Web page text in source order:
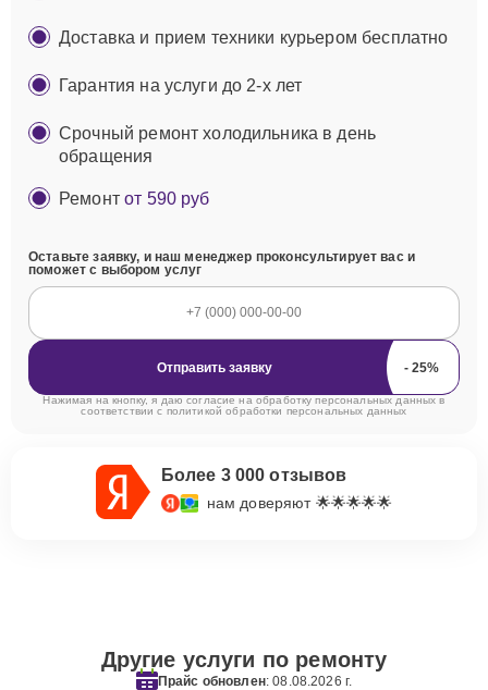
Доставка и прием техники курьером бесплатно
Гарантия на услуги до 2-х лет
Срочный ремонт холодильника в день
обращения
Ремонтот 590 руб
Оставьте заявку, и наш менеджер проконсультирует вас и
поможет с выбором услуг
Отправить заявку
Нажимая на кнопку, я даю согласие на обработку персональных данных в
соответствии с политикой обработки персональных данных
Более 3 000 отзывов
нам доверяют 🌟🌟🌟🌟🌟
Другие услуги по ремонту
Прайс обновлен: 08.08.2026 г.